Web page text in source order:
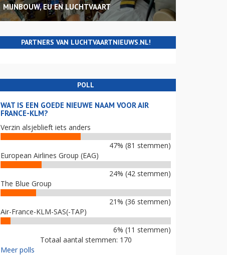
MIJNBOUW, EU EN LUCHTVAART
PARTNERS VAN LUCHTVAARTNIEUWS.NL!
POLL
WAT IS EEN GOEDE NIEUWE NAAM VOOR AIR
FRANCE-KLM?
Verzin alsjeblieft iets anders
47% (81 stemmen)
European Airlines Group (EAG)
24% (42 stemmen)
The Blue Group
21% (36 stemmen)
Air-France-KLM-SAS(-TAP)
6% (11 stemmen)
Totaal aantal stemmen: 170
Meer polls